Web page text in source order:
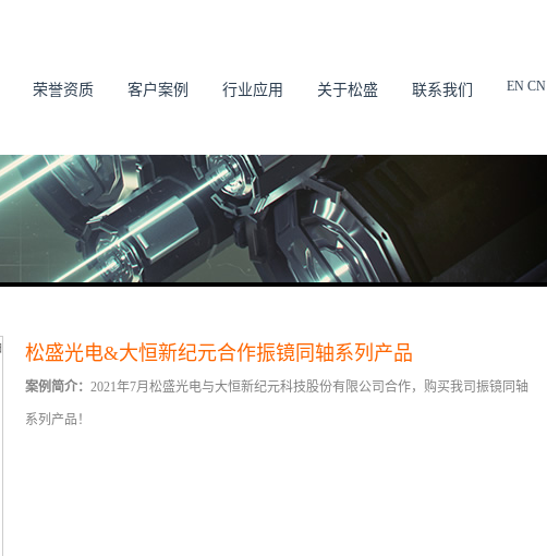
荣誉资质 客户案例 行业应用 关于松盛 联系我们 EN CN
松盛光电&大恒新纪元合作振镜同轴系列产品
案例简介： 2021年7月松盛光电与大恒新纪元科技股份有限公司合作，购买我司振镜同轴
系列产品！